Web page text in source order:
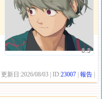
8.3
| 更新日:2026/08/03 | ID:23007 |報告